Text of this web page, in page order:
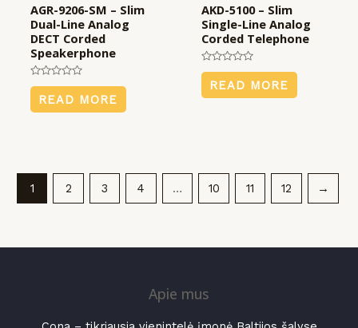
AGR-9206-SM – Slim
Dual-Line Analog
DECT Corded
Speakerphone
Rated
out
of
READ MORE
AKD-5100 – Slim
Single-Line Analog
Corded Telephone
Rated
out
of
READ MORE
1 2 3 4 … 10 11 12 →
Apie mus